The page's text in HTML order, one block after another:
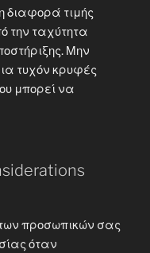
διαφορά τιμής
την ταχύτητα
Μην
τυχόν κρυφές
μπορεί να
προσωπικών σας
όταν